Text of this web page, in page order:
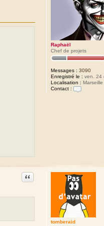
Raphaël
Chef de projets
Messages : 3090
Enregistré le : ven. 24
Localisation : Marseille
Contact :
a
ë
l
tomberaid
Citation